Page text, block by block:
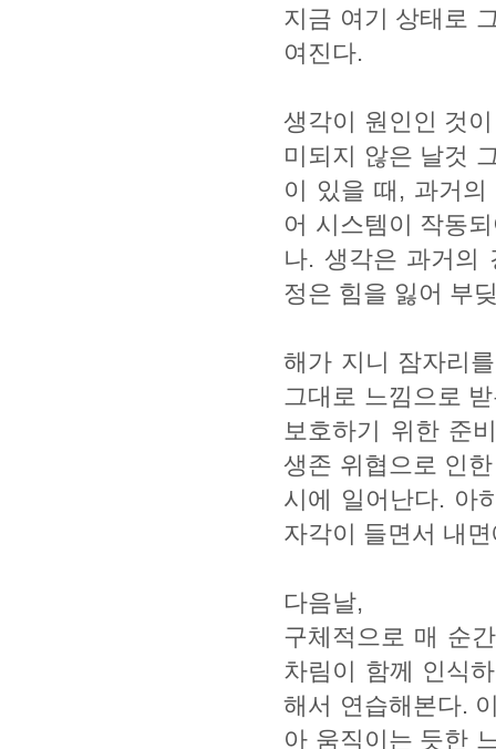
지금 여기 상태로
여진다.
생각이 원인인 것
미되지 않은 날것
이 있을 때, 과거
어 시스템이 작동
나. 생각은 과거의
정은 힘을 잃어 부
해가 지니 잠자리
그대로 느낌으로
보호하기 위한 준
생존 위협으로 인
시에 일어난다. 아
자각이 들면서 내
다음날,
구체적으로 매 순
차림이 함께 인식
해서 연습해본다.
아 움직이는 듯한